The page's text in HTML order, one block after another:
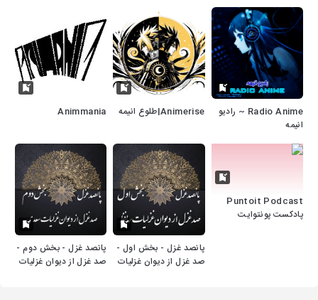
Radio Anime ~ رادیو
انیمه
Animerise|طلوع انیمه Animmania
Puntoit Podcast
پادکست پونتوایت
پانصد غزل - بخش اول -
صد غزل از دیوان غزلیات
پانصد غزل - بخش دوم -
صد غزل از دیوان غزلیات